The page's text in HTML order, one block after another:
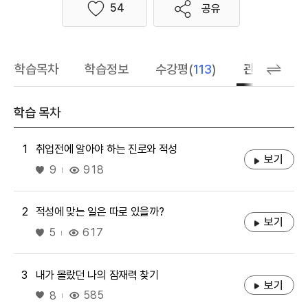
좋아요
54 공유
학습목차 학습정보 수강평(113) 관련 추천 학
학습 목차
1
취업전에 알아야 하는 진로와 적성
좋아요
9 918
보기
2
적성에 맞는 일은 따로 있을까?
좋아요
5 617
보기
3
내가 몰랐던 나의 잠재력 찾기
좋아요
8 585
보기